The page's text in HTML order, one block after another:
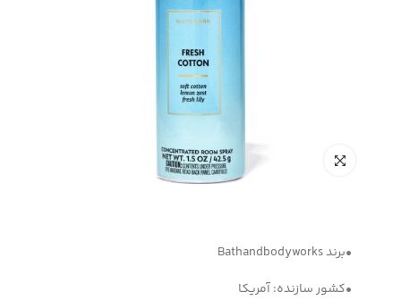
•برند Bathandbodyworks
•کشور سازنده: آمریکا